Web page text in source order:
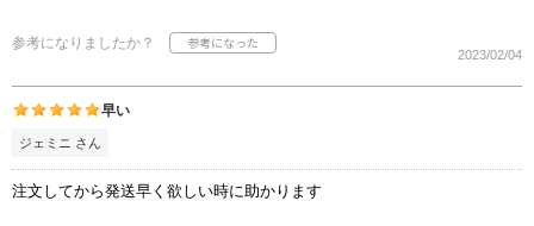
参考になりましたか？
2023/02/04
早い
ジェミニ さん
注文してから発送早く欲しい時に助かります